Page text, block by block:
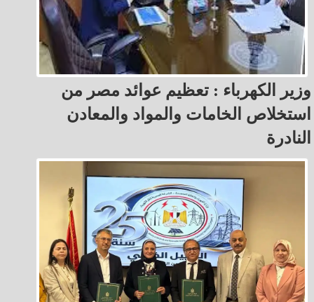
وزير الكهرباء : تعظيم عوائد مصر من
استخلاص الخامات والمواد والمعادن
النادرة